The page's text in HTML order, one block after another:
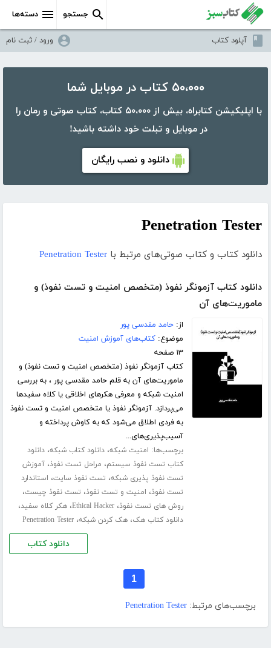
دسته‌ها جستجو
آپلود کتاب ورود / ثبت نام
۵۰،۰۰۰ کتاب در موبایل شما
با اپلیکیشن کتابراه، بیش از ۵۰،۰۰۰ کتاب، کتاب صوتی و رمان را
در موبایل و تبلت خود داشته باشید!
دانلود و نصب رایگان
Penetration Tester
دانلود کتاب و کتاب صوتی‌های مرتبط با Penetration Tester
دانلود کتاب آزمونگر نفوذ (متخصص امنیت و تست نفوذ) و
ماموریت‌های آن
از:حامد مقدسی پور
موضوع:کتاب‌های آموزش امنیت
۱۳ صفحه
کتاب آزمونگر نفوذ (متخصص امنیت و تست نفوذ) و
ماموریت‌های آن به قلم حامد مقدسی پور ، به بررسی
امنیت شبکه و معرفی هکرهای اخلاقی یا کلاه سفیدها
می‌پردازد. آزمونگر نفوذ یا متخصص امنیت و تست نفوذ
به فردی اطلاق می‌شود که به کاوش پرداخته و
آسیب‌پذیری‌های...
برچسب‌ها: امنیت شبکه،دانلود کتاب شبکه،دانلود
کتاب تست نفوذ سیستم، مراحل تست نفوذ،آموزش
تست نفوذ پذیری شبکه، تست نفوذ سایت، استاندارد
تست نفوذ، امنیت و تست نفوذ، تست نفوذ چیست،
روش های تست نفوذ،Ethical Hacker،هکر کلاه سفید،
دانلود کتاب هک،هک کردن شبکه،Penetration Tester
دانلود کتاب
1
برچسب‌های مرتبط: Penetration Tester